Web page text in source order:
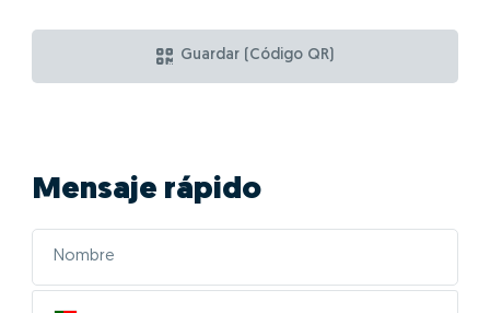
Guardar (Código QR)
Mensaje rápido